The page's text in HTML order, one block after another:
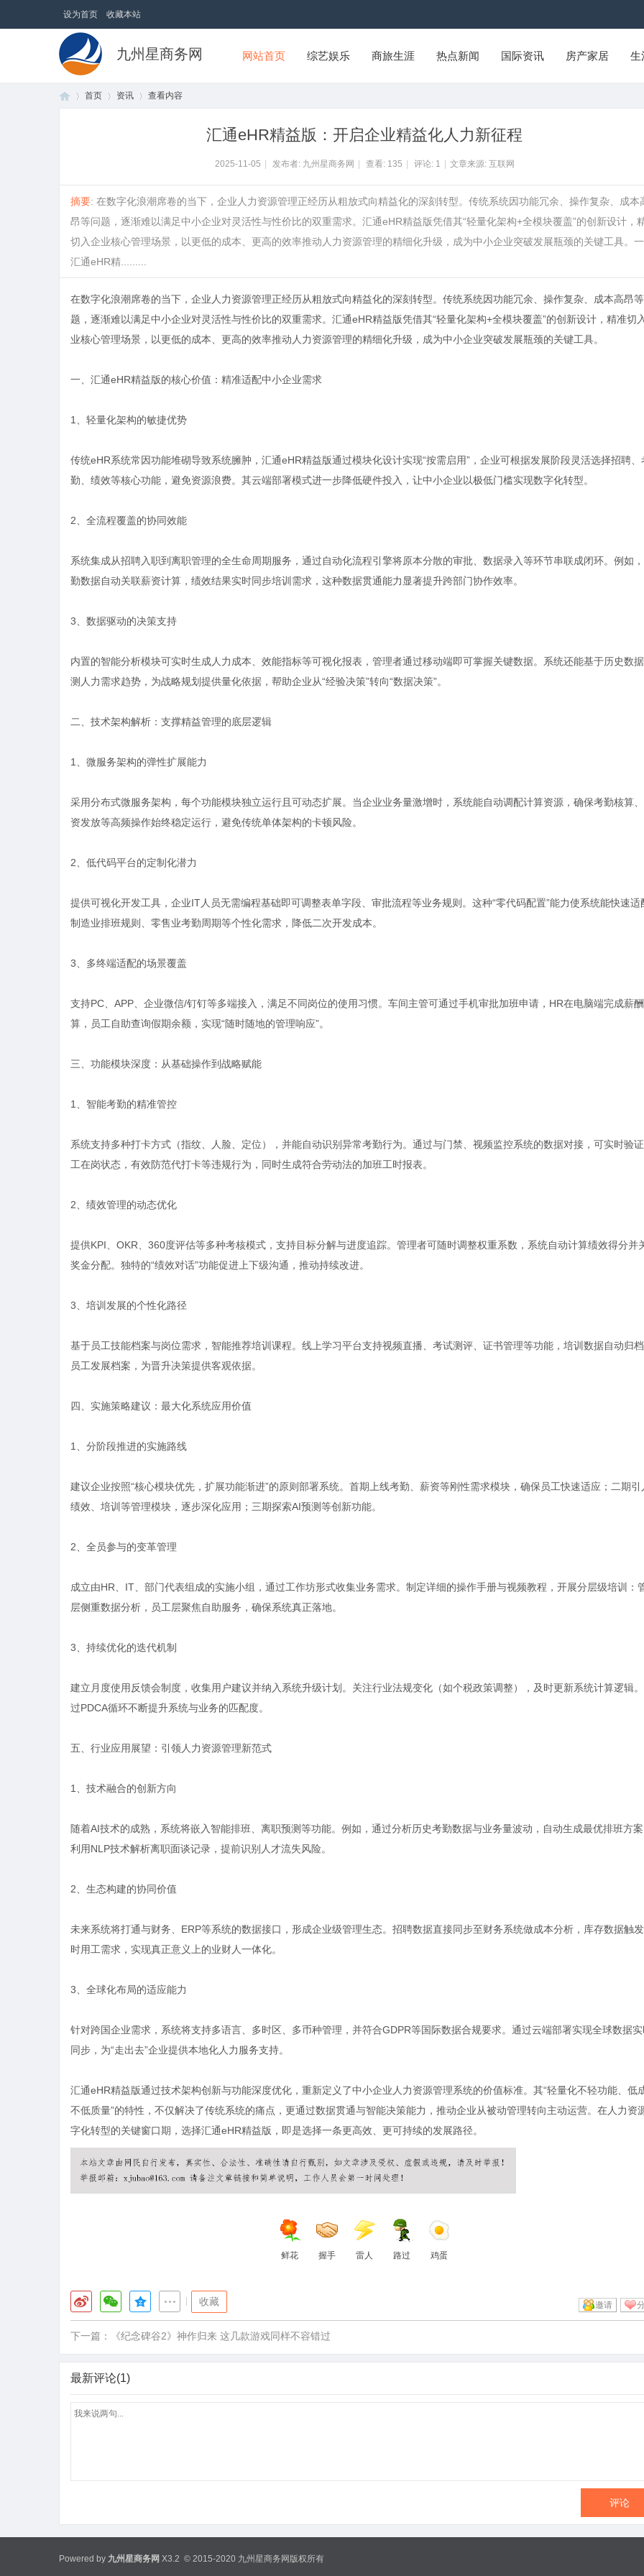
设为首页 收藏本站
九州星商务网 网站首页 综艺娱乐 商旅生涯 热点新闻 国际资讯 房产家居 生
首页 资讯 查看内容
汇通eHR精益版：开启企业精益化人力新征程
2025-11-05 发布者: 九州星商务网 查看: 135 评论: 1 文章来源: 互联网
摘要: 在数字化浪潮席卷的当下，企业人力资源管理正经历从粗放式向精益化的深刻转型。传统系统因功能冗余、操作复杂、成本
昂等问题，逐渐难以满足中小企业对灵活性与性价比的双重需求。汇通eHR精益版凭借其“轻量化架构+全模块覆盖”的创新设计，
切入企业核心管理场景，以更低的成本、更高的效率推动人力资源管理的精细化升级，成为中小企业突破发展瓶颈的关键工具。一
汇通eHR精.........
在数字化浪潮席卷的当下，企业人力资源管理正经历从粗放式向精益化的深刻转型。传统系统因功能冗余、操作复杂、成本高昂
题，逐渐难以满足中小企业对灵活性与性价比的双重需求。 汇通eHR精益版凭借其“轻量化架构+全模块覆盖”的创新设计，精准切
业核心管理场景，以更低的成本、更高的效率推动人力资源管理的精细化升级，成为中小企业突破发展瓶颈的关键工具。
一、汇通eHR精益版的核心价值：精准适配中小企业需求
1、轻量化架构的敏捷优势
传统eHR系统常因功能堆砌导致系统臃肿，汇通eHR精益版通过模块化设计实现“按需启用”，企业可根据发展阶段灵活选择招聘、
勤、绩效等核心功能，避免资源浪费。其云端部署模式进一步降低硬件投入，让中小企业以极低门槛实现数字化转型。
2、全流程覆盖的协同效能
系统集成从招聘入职到离职管理的全生命周期服务，通过自动化流程引擎将原本分散的审批、数据录入等环节串联成闭环。例如
勤数据自动关联薪资计算，绩效结果实时同步培训需求，这种数据贯通能力显著提升跨部门协作效率。
3、数据驱动的决策支持
内置的智能分析模块可实时生成人力成本、效能指标等可视化报表，管理者通过移动端即可掌握关键数据。系统还能基于历史数
测人力需求趋势，为战略规划提供量化依据，帮助企业从“经验决策”转向“数据决策”。
二、技术架构解析：支撑精益管理的底层逻辑
1、微服务架构的弹性扩展能力
采用分布式微服务架构，每个功能模块独立运行且可动态扩展。当企业业务量激增时，系统能自动调配计算资源，确保考勤核算
资发放等高频操作始终稳定运行，避免传统单体架构的卡顿风险。
2、低代码平台的定制化潜力
提供可视化开发工具，企业IT人员无需编程基础即可调整表单字段、审批流程等业务规则。这种“零代码配置”能力使系统能快速适
制造业排班规则、零售业考勤周期等个性化需求，降低二次开发成本。
3、多终端适配的场景覆盖
支持PC、APP、企业微信/钉钉等多端接入，满足不同岗位的使用习惯。车间主管可通过手机审批加班申请，HR在电脑端完成薪
算，员工自助查询假期余额，实现“随时随地的管理响应”。
三、功能模块深度：从基础操作到战略赋能
1、智能考勤的精准管控
系统支持多种打卡方式（指纹、人脸、定位），并能自动识别异常考勤行为。通过与门禁、视频监控系统的数据对接，可实时验
工在岗状态，有效防范代打卡等违规行为，同时生成符合劳动法的加班工时报表。
2、绩效管理的动态优化
提供KPI、OKR、360度评估等多种考核模式，支持目标分解与进度追踪。管理者可随时调整权重系数，系统自动计算绩效得分并
奖金分配。独特的“绩效对话”功能促进上下级沟通，推动持续改进。
3、培训发展的个性化路径
基于员工技能档案与岗位需求，智能推荐培训课程。线上学习平台支持视频直播、考试测评、证书管理等功能，培训数据自动归
员工发展档案，为晋升决策提供客观依据。
四、实施策略建议：最大化系统应用价值
1、分阶段推进的实施路线
建议企业按照“核心模块优先，扩展功能渐进”的原则部署系统。首期上线考勤、薪资等刚性需求模块，确保员工快速适应；二期引
绩效、培训等管理模块，逐步深化应用；三期探索AI预测等创新功能。
2、全员参与的变革管理
成立由HR、IT、部门代表组成的实施小组，通过工作坊形式收集业务需求。制定详细的操作手册与视频教程，开展分层级培训：
层侧重数据分析，员工层聚焦自助服务，确保系统真正落地。
3、持续优化的迭代机制
建立月度使用反馈会制度，收集用户建议并纳入系统升级计划。关注行业法规变化（如个税政策调整），及时更新系统计算逻辑
过PDCA循环不断提升系统与业务的匹配度。
五、行业应用展望：引领人力资源管理新范式
1、技术融合的创新方向
随着AI技术的成熟，系统将嵌入智能排班、离职预测等功能。例如，通过分析历史考勤数据与业务量波动，自动生成最优排班方案
利用NLP技术解析离职面谈记录，提前识别人才流失风险。
2、生态构建的协同价值
未来系统将打通与财务、ERP等系统的数据接口，形成企业级管理生态。招聘数据直接同步至财务系统做成本分析，库存数据触
时用工需求，实现真正意义上的业财人一体化。
3、全球化布局的适应能力
针对跨国企业需求，系统将支持多语言、多时区、多币种管理，并符合GDPR等国际数据合规要求。通过云端部署实现全球数据
同步，为“走出去”企业提供本地化人力服务支持。
汇通eHR精益版通过技术架构创新与功能深度优化，重新定义了中小企业人力资源管理系统的价值标准。其“轻量化不轻功能、低
不低质量”的特性，不仅解决了传统系统的痛点，更通过数据贯通与智能决策能力，推动企业从被动管理转向主动运营。在人力资
字化转型的关键窗口期，选择汇通eHR精益版，即是选择一条更高效、更可持续的发展路径。
鲜花 握手 雷人 路过 鸡蛋
收藏 邀请
下一篇： 《纪念碑谷2》神作归来 这几款游戏同样不容错过
最新评论(1)
评论
Powered by 九州星商务网 X3.2 © 2015-2020 九州星商务网版权所有